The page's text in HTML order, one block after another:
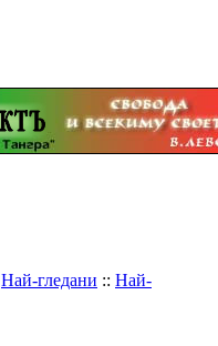
Най-гледани :: Най-